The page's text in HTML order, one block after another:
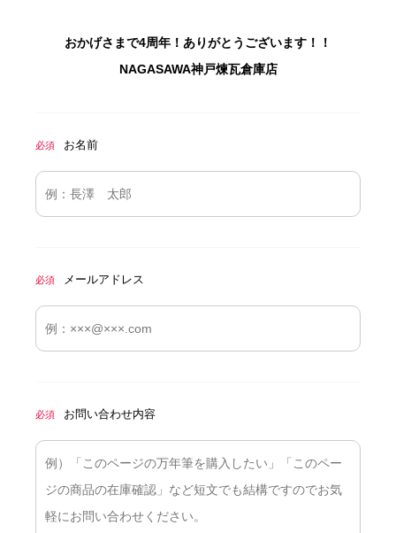
おかげさまで4周年！ありがとうございます！！
NAGASAWA神戸煉瓦倉庫店
必須 お名前
必須 メールアドレス
必須 お問い合わせ内容